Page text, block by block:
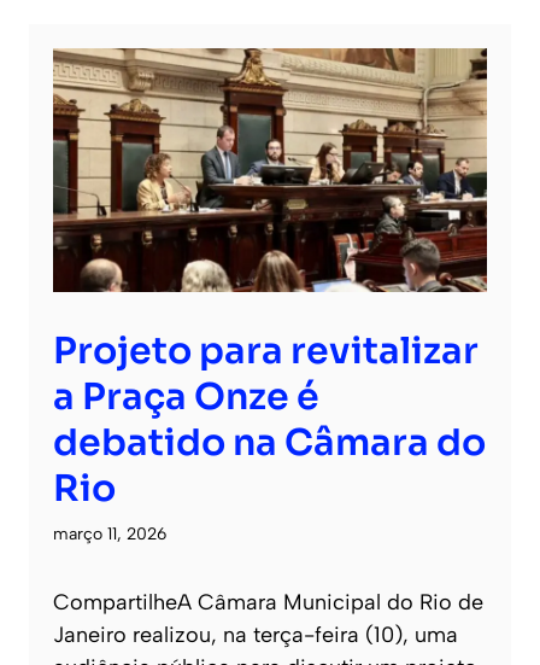
Projeto para revitalizar
a Praça Onze é
debatido na Câmara do
Rio
março 11, 2026
CompartilheA Câmara Municipal do Rio de
Janeiro realizou, na terça-feira (10), uma